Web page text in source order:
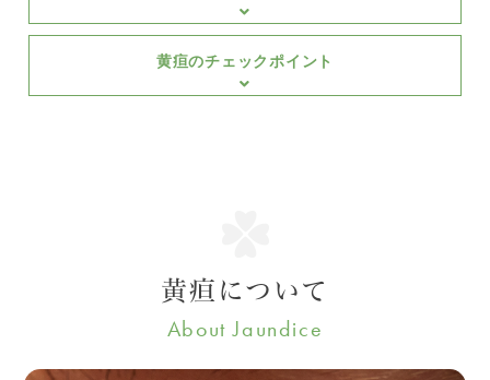
黄疸のチェックポイント
黄疸について
About Jaundice